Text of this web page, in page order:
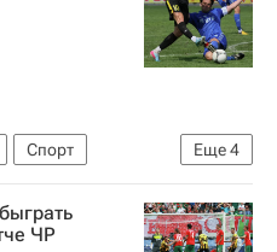
Еще4
Спорт
пакет
по футболу)
ЧР